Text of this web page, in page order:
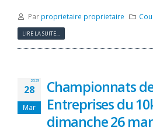
Par proprietaire proprietaire
LIRE LA SUITE...
2023
28
Mar
Championnats
Entreprises du
dimanche 26